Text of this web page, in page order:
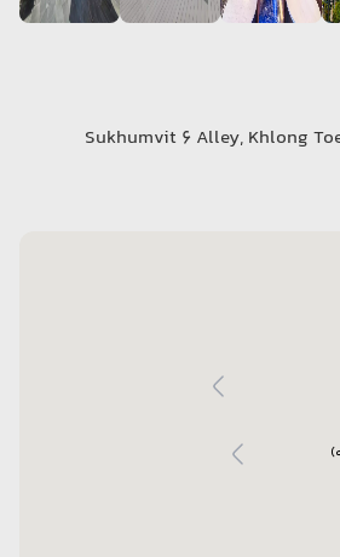
25/1 Sukhumvit 6 Alley, Khlong